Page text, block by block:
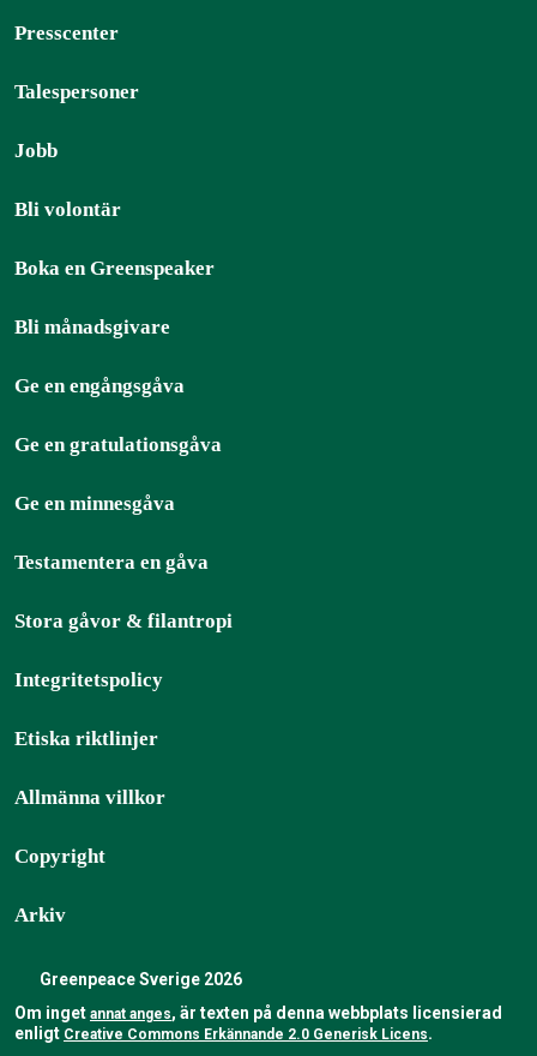
Presscenter
Talespersoner
Jobb
Bli volontär
Boka en Greenspeaker
Bli månadsgivare
Ge en engångsgåva
Ge en gratulationsgåva
Ge en minnesgåva
Testamentera en gåva
Stora gåvor & filantropi
Integritetspolicy
Etiska riktlinjer
Allmänna villkor
Copyright
Arkiv
Greenpeace Sverige 2026
Om inget annat anges, är texten på denna webbplats licensierad
enligt Creative Commons Erkännande 2.0 Generisk Licens.